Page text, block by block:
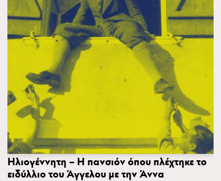
Ηλιογέννητη – Η πανσιόν όπου πλέχτηκε το
ειδύλλιο του Άγγελου με την Άννα